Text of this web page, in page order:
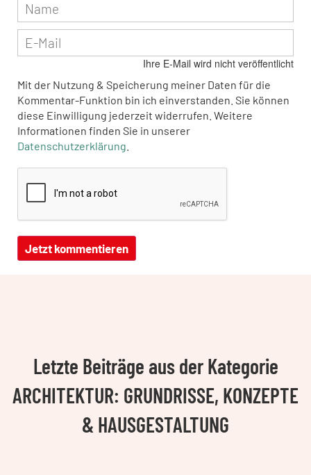
Ihre E-Mail wird nicht veröffentlicht
Mit der Nutzung & Speicherung meiner Daten für die
Kommentar-Funktion bin ich einverstanden. Sie können
diese Einwilligung jederzeit widerrufen. Weitere
Informationen finden Sie in unserer
Datenschutzerklärung
Letzte Beiträge aus der Kategorie
ARCHITEKTUR: GRUNDRISSE, KONZEPTE
& HAUSGESTALTUNG